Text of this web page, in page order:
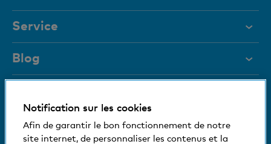
Service
Aide et contact
Documents
Magazine
Organes de direction
Blog
Nous nous tenons à votre disposition
Notification sur les cookies
Afin de garantir le bon fonctionnement de notre
site internet, de personnaliser les contenus et la